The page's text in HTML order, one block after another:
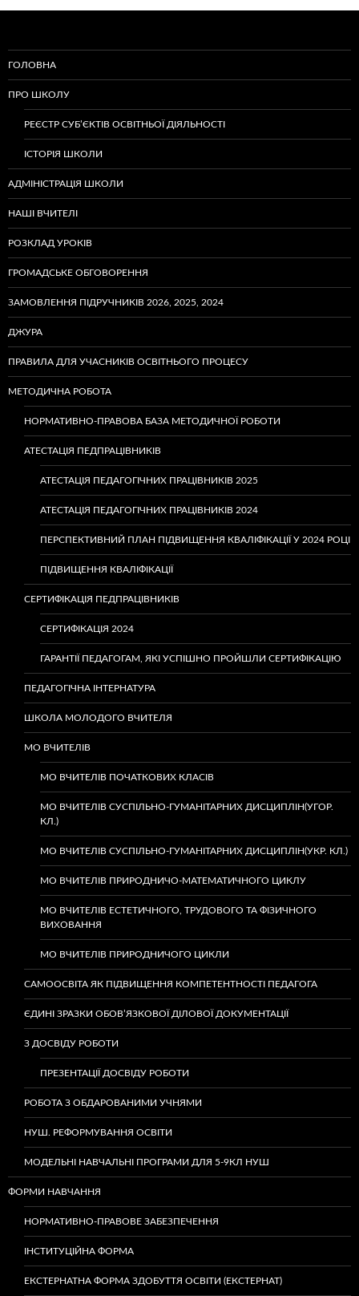
ГОЛОВНА
ПРО ШКОЛУ
РЕЄСТР СУБ’ЄКТІВ ОСВІТНЬОЇ ДІЯЛЬНОСТІ
ІСТОРІЯ ШКОЛИ
АДМІНІСТРАЦІЯ ШКОЛИ
НАШІ ВЧИТЕЛІ
РОЗКЛАД УРОКІВ
ГРОМАДСЬКЕ ОБГОВОРЕННЯ
ЗАМОВЛЕННЯ ПІДРУЧНИКІВ 2026, 2025, 2024
ДЖУРА
ПРАВИЛА ДЛЯ УЧАСНИКІВ ОСВІТНЬОГО ПРОЦЕСУ
МЕТОДИЧНА РОБОТА
НОРМАТИВНО-ПРАВОВА БАЗА МЕТОДИЧНОЇ РОБОТИ
АТЕСТАЦІЯ ПЕДПРАЦІВНИКІВ
АТЕСТАЦІЯ ПЕДАГОГІЧНИХ ПРАЦІВНИКІВ 2025
АТЕСТАЦІЯ ПЕДАГОГІЧНИХ ПРАЦІВНИКІВ 2024
ПЕРСПЕКТИВНИЙ ПЛАН ПІДВИЩЕННЯ КВАЛІФІКАЦІЇ У 2024 РОЦІ
ПІДВИЩЕННЯ КВАЛІФІКАЦІЇ
СЕРТИФІКАЦІЯ ПЕДПРАЦІВНИКІВ
СЕРТИФІКАЦІЯ 2024
ГАРАНТІЇ ПЕДАГОГАМ, ЯКІ УСПІШНО ПРОЙШЛИ СЕРТИФІКАЦІЮ
ПЕДАГОГІЧНА ІНТЕРНАТУРА
ШКОЛА МОЛОДОГО ВЧИТЕЛЯ
МО ВЧИТЕЛІВ
МО ВЧИТЕЛІВ ПОЧАТКОВИХ КЛАСІВ
МО ВЧИТЕЛІВ СУСПІЛЬНО-ГУМАНІТАРНИХ ДИСЦИПЛІН(УГОР.
КЛ.)
МО ВЧИТЕЛІВ СУСПІЛЬНО-ГУМАНІТАРНИХ ДИСЦИПЛІН(УКР. КЛ.)
МО ВЧИТЕЛІВ ПРИРОДНИЧО-МАТЕМАТИЧНОГО ЦИКЛУ
МО ВЧИТЕЛІВ ЕСТЕТИЧНОГО, ТРУДОВОГО ТА ФІЗИЧНОГО
ВИХОВАННЯ
МО ВЧИТЕЛІВ ПРИРОДНИЧОГО ЦИКЛИ
САМООСВІТА ЯК ПІДВИЩЕННЯ КОМПЕТЕНТНОСТІ ПЕДАГОГА
ЄДИНІ ЗРАЗКИ ОБОВ’ЯЗКОВОЇ ДІЛОВОЇ ДОКУМЕНТАЦІЇ
З ДОСВІДУ РОБОТИ
ПРЕЗЕНТАЦІЇ ДОСВІДУ РОБОТИ
РОБОТА З ОБДАРОВАНИМИ УЧНЯМИ
НУШ. РЕФОРМУВАННЯ ОСВІТИ
МОДЕЛЬНІ НАВЧАЛЬНІ ПРОГРАМИ ДЛЯ 5-9КЛ НУШ
ФОРМИ НАВЧАННЯ
НОРМАТИВНО-ПРАВОВЕ ЗАБЕЗПЕЧЕННЯ
ІНСТИТУЦІЙНА ФОРМА
ЕКСТЕРНАТНА ФОРМА ЗДОБУТТЯ ОСВІТИ (ЕКСТЕРНАТ)